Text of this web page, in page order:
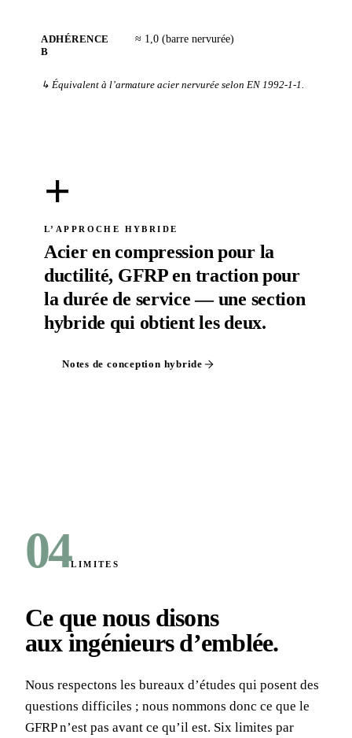
ADHÉRENCE
Β
≈ 1,0 (barre nervurée)
↳ Équivalent à l’armature acier nervurée selon EN 1992-1-1.
+
L’APPROCHE HYBRIDE
Acier en compression pour la
ductilité, GFRP en traction pour
la durée de service — une section
hybride qui obtient les deux.
Notes de conception hybride
04LIMITES
Ce que nous disons
aux ingénieurs d’emblée.
Nous respectons les bureaux d’études qui posent des
questions difficiles ; nous nommons donc ce que le
GFRP n’est pas avant ce qu’il est. Six limites par